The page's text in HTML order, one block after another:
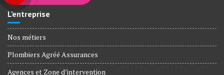
L’entreprise
Nos métiers
Plombiers Agréé Assurances
Agences et Zone d’intervention